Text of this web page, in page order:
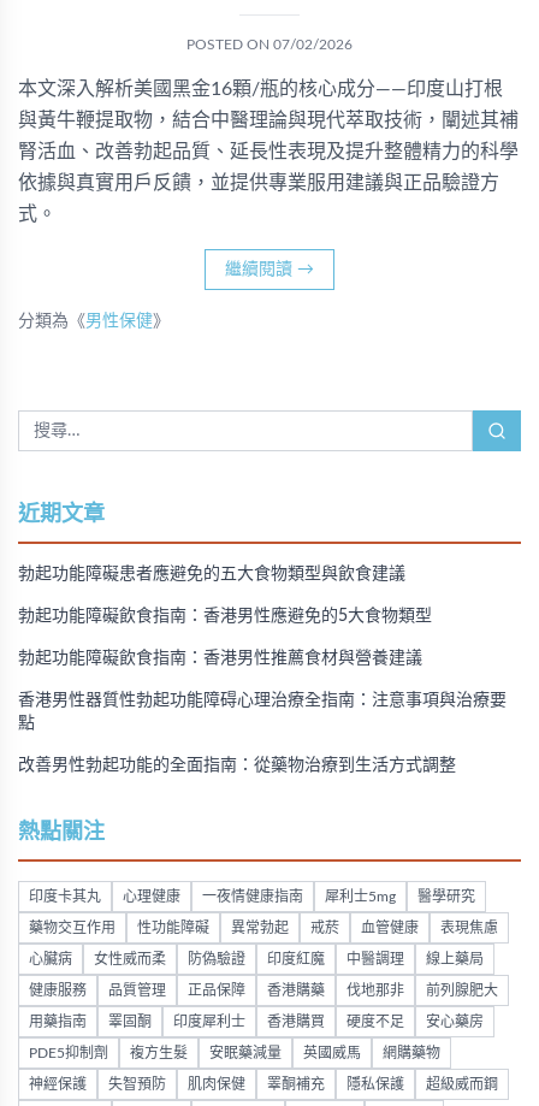
POSTED ON 07/02/2026
本文深入解析美國黑金16顆/瓶的核心成分——印度山打根
與黃牛鞭提取物，結合中醫理論與現代萃取技術，闡述其補
腎活血、改善勃起品質、延長性表現及提升整體精力的科學
依據與真實用戶反饋，並提供專業服用建議與正品驗證方
式。
繼續閱讀 →
分類為《男性保健》
近期文章
勃起功能障礙患者應避免的五大食物類型與飲食建議
勃起功能障礙飲食指南：香港男性應避免的5大食物類型
勃起功能障礙飲食指南：香港男性推薦食材與營養建議
香港男性器質性勃起功能障碍心理治療全指南：注意事項與治療要
點
改善男性勃起功能的全面指南：從藥物治療到生活方式調整
熱點關注
印度卡其丸 心理健康 一夜情健康指南 犀利士5mg 醫學研究
藥物交互作用 性功能障礙 異常勃起 戒菸 血管健康 表現焦慮
心臟病 女性威而柔 防偽驗證 印度紅魔 中醫調理 線上藥局
健康服務 品質管理 正品保障 香港購藥 伐地那非 前列腺肥大
用藥指南 睪固酮 印度犀利士 香港購買 硬度不足 安心藥房
PDE5抑制劑 複方生髮 安眠藥減量 英國威馬 網購藥物
神經保護 失智預防 肌肉保健 睪酮補充 隱私保護 超級威而鋼